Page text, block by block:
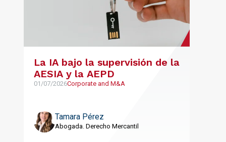
La IA bajo la supervisión de la
AESIA y la AEPD
01/07/2026Corporate and M&A
Tamara Pérez
Abogada. Derecho Mercantil